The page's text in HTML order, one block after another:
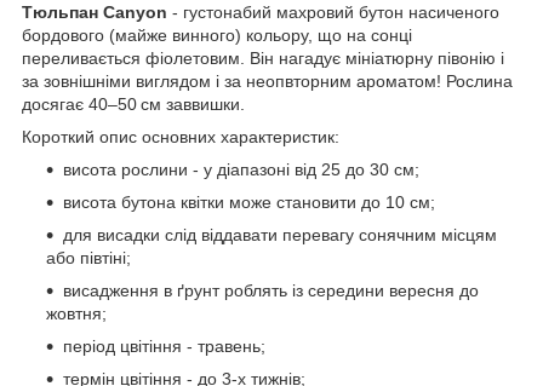
Тюльпан Canyon - густонабий махровий бутон насиченого
бордового (майже винного) кольору, що на сонці
переливається фіолетовим. Він нагадує мініатюрну півонію і
за зовнішніми виглядом і за неопвторним ароматом! Рослина
досягає 40–50 см заввишки.
Короткий опис основних характеристик:
висота рослини - у діапазоні від 25 до 30 см;
висота бутона квітки може становити до 10 см;
для висадки слід віддавати перевагу сонячним місцям
або півтіні;
висадження в ґрунт роблять із середини вересня до
жовтня;
період цвітіння - травень;
термін цвітіння - до 3-х тижнів;